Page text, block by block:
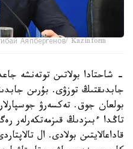
Аяпбергенов/ Kazinform
- شاحتادا بولاتىن توتەنشە
جابدىقتىڭ توزۋى. بۇرىن
بولعان جوق. تەكسەرۋ
تاڭدا ءبىزدىڭ قىزمەتكەرلەر
قاداعالايتىن بولادى. ال